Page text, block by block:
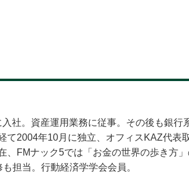
社。資産運用業務に従事。その後も銀
て2004年10月に独立、オフィスKAZ代
FMナック5では「お金の世界の歩き方
担当。行動経済学学会会員。